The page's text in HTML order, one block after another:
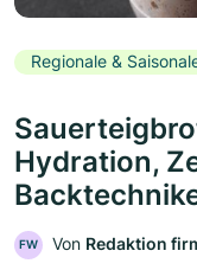
Regionale &
Hydration,
FW Von Redaktion